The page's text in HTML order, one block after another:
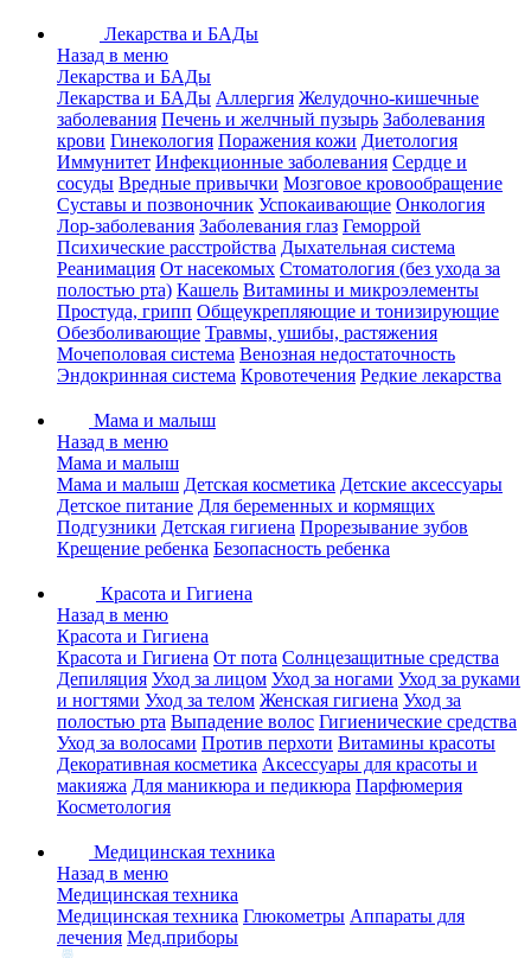
Лекарства и БАДы
Назад в меню
Лекарства и БАДы
Лекарства и БАДы Аллергия Желудочно-кишечные
заболевания Печень и желчный пузырь Заболевания
крови Гинекология Поражения кожи Диетология
Иммунитет Инфекционные заболевания Сердце и
сосуды Вредные привычки Мозговое кровообращение
Суставы и позвоночник Успокаивающие Онкология
Лор-заболевания Заболевания глаз Геморрой
Психические расстройства Дыхательная система
Реанимация От насекомых Стоматология (без ухода за
полостью рта) Кашель Витамины и микроэлементы
Простуда, грипп Общеукрепляющие и тонизирующие
Обезболивающие Травмы, ушибы, растяжения
Мочеполовая система Венозная недостаточность
Эндокринная система Кровотечения Редкие лекарства
Мама и малыш
Назад в меню
Мама и малыш
Мама и малыш Детская косметика Детские аксессуары
Детское питание Для беременных и кормящих
Подгузники Детская гигиена Прорезывание зубов
Крещение ребенка Безопасность ребенка
Красота и Гигиена
Назад в меню
Красота и Гигиена
Красота и Гигиена От пота Солнцезащитные средства
Депиляция Уход за лицом Уход за ногами Уход за руками
и ногтями Уход за телом Женская гигиена Уход за
полостью рта Выпадение волос Гигиенические средства
Уход за волосами Против перхоти Витамины красоты
Декоративная косметика Аксессуары для красоты и
макияжа Для маникюра и педикюра Парфюмерия
Косметология
Медицинская техника
Назад в меню
Медицинская техника
Медицинская техника Глюкометры Аппараты для
лечения Мед.приборы